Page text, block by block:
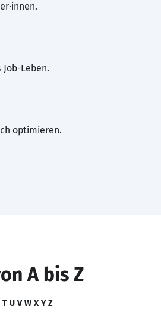
Leben.
optimieren.
A bis Z
T U V W X Y Z